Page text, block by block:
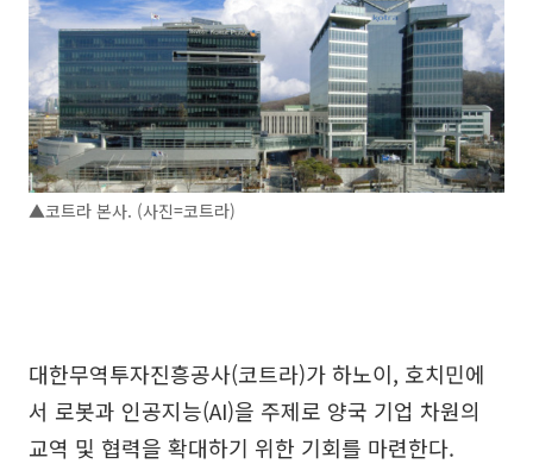
▲코트라 본사. (사진=코트라)
대한무역투자진흥공사(코트라)가 하노이, 호치민에
서 로봇과 인공지능(AI)을 주제로 양국 기업 차원의
교역 및 협력을 확대하기 위한 기회를 마련한다.